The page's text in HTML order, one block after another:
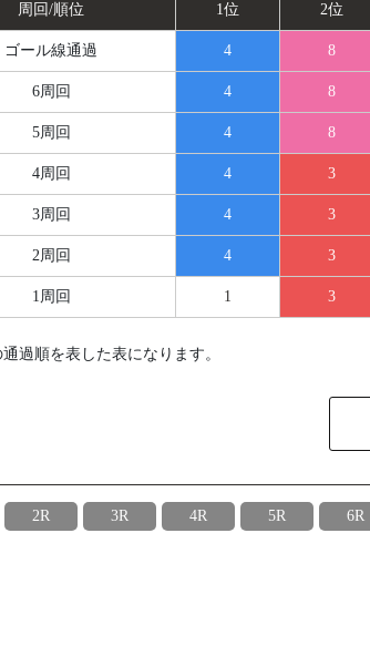
周回/順位 1位 2位
ゴール線通過 4 8
6周回 4 8
5周回 4 8
4周回 4 3
3周回 4 3
2周回 4 3
1周回 1 3
過順を表した表になります。
2R 3R 4R 5R 6R